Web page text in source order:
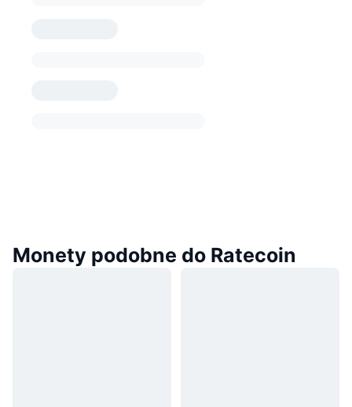
Monety podobne do Ratecoin